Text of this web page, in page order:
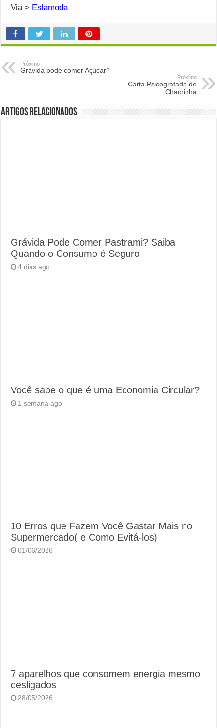
Via > Eslamoda
Próximo
Grávida pode comer Açúcar?
Próximo
Carta Psicografada de
Chacrinha
Artigos Relacionados
Grávida Pode Comer Pastrami? Saiba
Quando o Consumo é Seguro
4 dias ago
Você sabe o que é uma Economia Circular?
1 semana ago
10 Erros que Fazem Você Gastar Mais no
Supermercado( e Como Evitá-los)
01/06/2026
7 aparelhos que consomem energia mesmo
desligados
28/05/2026